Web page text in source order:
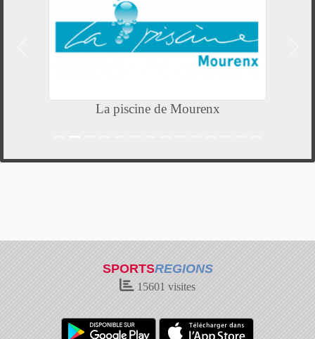
La piscine de Mourenx
Précedent
SPORTSREGIONS
15601 visites